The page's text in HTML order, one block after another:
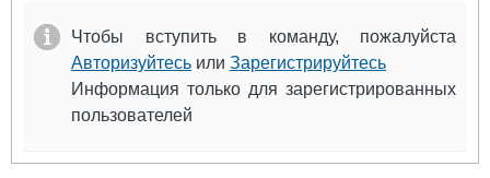
Чтобы вступить в команду, пожалуйста
Авторизуйтесь или Зарегистрируйтесь
Информация только для зарегистрированных
пользователей